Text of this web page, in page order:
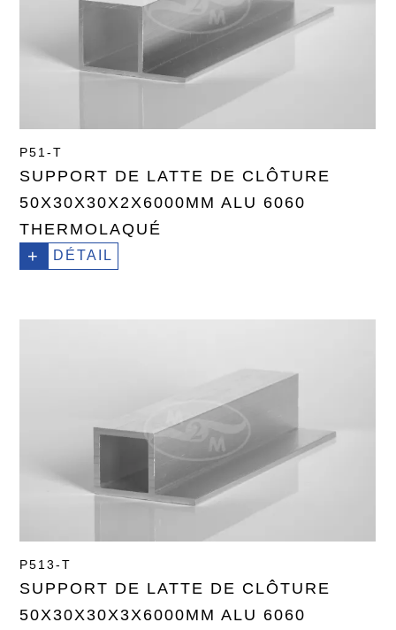
P51-T
SUPPORT DE LATTE DE CLÔTURE
50X30X30X2X6000MM ALU 6060
THERMOLAQUÉ
+ DÉTAIL
P513-T
SUPPORT DE LATTE DE CLÔTURE
50X30X30X3X6000MM ALU 6060